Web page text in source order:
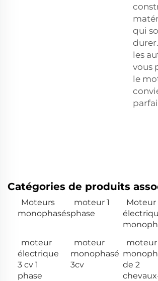
qui
les
vous
le
Catégories de produits
Moteurs
monophasés
moteur 1
phase
Moteur
moteur
électrique
3 cv 1
phase
moteur
monophasé
3cv
moteur
de 2